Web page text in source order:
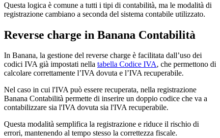
Questa logica è comune a tutti i tipi di contabilità, ma le modalità di
registrazione cambiano a seconda del sistema contabile utilizzato.
Reverse charge in Banana Contabilità
In Banana, la gestione del reverse charge è facilitata dall’uso dei
codici IVA già impostati nella tabella Codice IVA, che permettono di
calcolare correttamente l’IVA dovuta e l’IVA recuperabile.
Nel caso in cui l'IVA può essere recuperata, nella registrazione
Banana Contabilità permette di inserire un doppio codice che va a
contabilizzare sia l'IVA dovuta sia l'IVA recuperabile.
Questa modalità semplifica la registrazione e riduce il rischio di
errori, mantenendo al tempo stesso la correttezza fiscale.